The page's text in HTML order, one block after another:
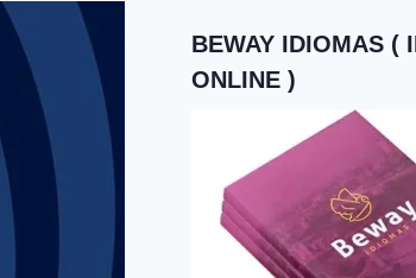
BEWAY IDIOMAS (
ONLINE )